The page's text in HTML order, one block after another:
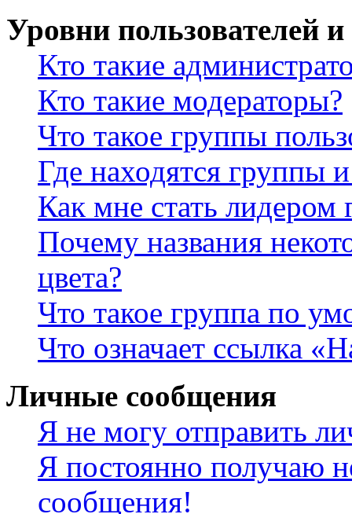
Уровни пользователей
Кто такие
Кто такие модераторы?
Что такое группы
Где находятся группы
Как мне стать лидером
Почему названия
цвета?
Что такое группа по
Что означает ссылка
Личные сообщения
Я не могу отправить
Я постоянно получаю
сообщения!